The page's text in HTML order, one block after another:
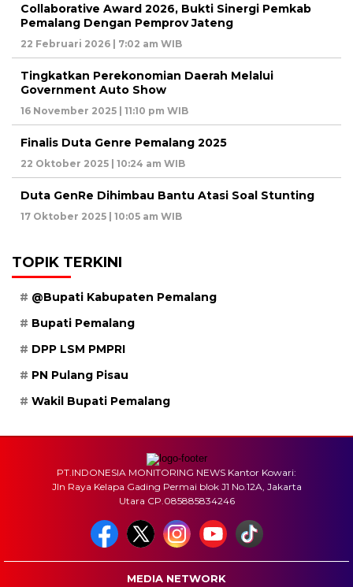
Collaborative Award 2026, Bukti Sinergi Pemkab
Pemalang Dengan Pemprov Jateng
22 Februari 2026 | 7:02 am WIB
Tingkatkan Perekonomian Daerah Melalui
Government Auto Show
16 November 2025 | 11:10 pm WIB
Finalis Duta Genre Pemalang 2025
22 Oktober 2025 | 10:24 am WIB
Duta GenRe Dihimbau Bantu Atasi Soal Stunting
17 Oktober 2025 | 10:05 am WIB
TOPIK TERKINI
@Bupati Kabupaten Pemalang
Bupati Pemalang
DPP LSM PMPRI
PN Pulang Pisau
Wakil Bupati Pemalang
PT.INDONESIA MONITORING NEWS Kantor Kowari:
Jln Raya Kelapa Gading Permai blok J1 No.12A, Jakarta
Utara CP.085885834246
MEDIA NETWORK